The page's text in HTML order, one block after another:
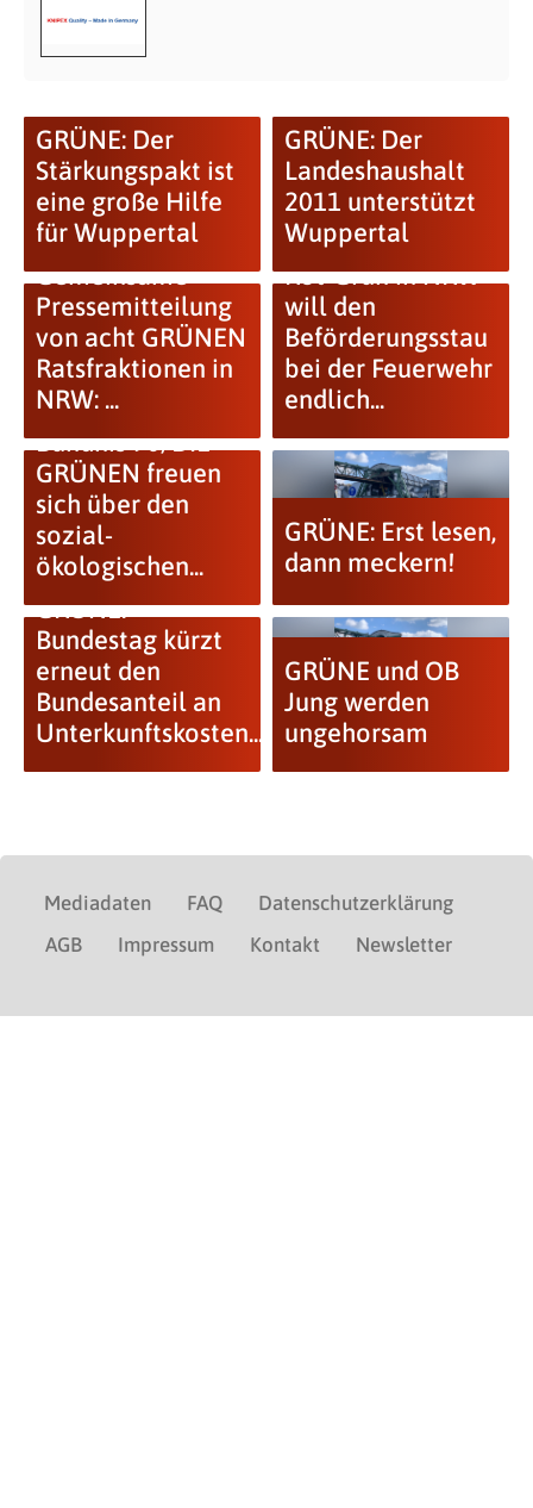
GRÜNE: Der
Stärkungspakt ist
eine große Hilfe
für Wuppertal
GRÜNE: Der
Landeshaushalt
2011 unterstützt
Wuppertal
Gemeinsame
Pressemitteilung
von acht GRÜNEN
Ratsfraktionen in
NRW: ...
Rot-Grün in NRW
will den
Beförderungsstau
bei der Feuerwehr
endlich...
Bündnis 90/DIE
GRÜNEN freuen
sich über den
sozial-
ökologischen...
GRÜNE: Erst lesen,
dann meckern!
GRÜNE:
Bundestag kürzt
erneut den
Bundesanteil an
Unterkunftskosten...
GRÜNE und OB
Jung werden
ungehorsam
Mediadaten FAQ
Datenschutzerklärung
AGB
Impressum Kontakt Newsletter